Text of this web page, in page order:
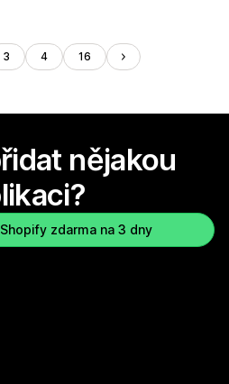
3 4 16
nějakou
zdarma na 3 dny